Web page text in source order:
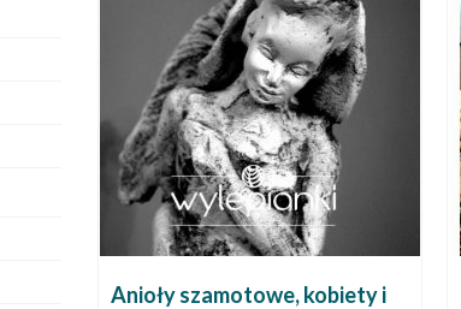
Anioły szamotowe, kobiety i